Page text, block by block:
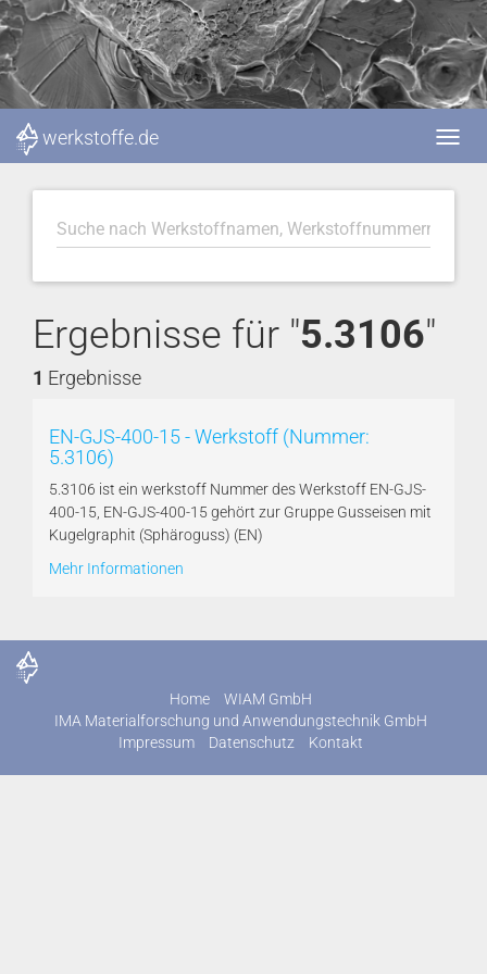
werkstoffe.de
Ergebnisse für "5.3106"
1 Ergebnisse
EN-GJS-400-15 - Werkstoff (Nummer:
5.3106)
5.3106 ist ein werkstoff Nummer des Werkstoff EN-GJS-
400-15, EN-GJS-400-15 gehört zur Gruppe Gusseisen mit
Kugelgraphit (Sphäroguss) (EN)
Mehr Informationen
Home
WIAM GmbH
IMA Materialforschung und Anwendungstechnik GmbH
Impressum
Datenschutz Kontakt